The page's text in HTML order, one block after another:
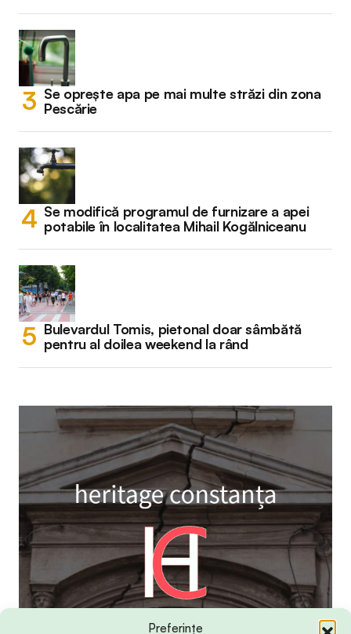
Preferințe
Se oprește apa pe mai multe străzi din zona
Pescărie
Se modifică programul de furnizare a apei
potabile în localitatea Mihail Kogălniceanu
Bulevardul Tomis, pietonal doar sâmbătă
pentru al doilea weekend la rând